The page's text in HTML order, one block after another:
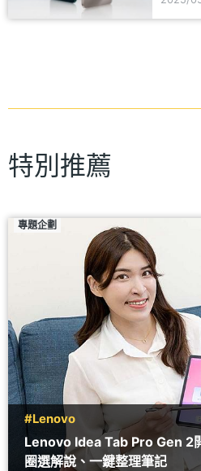
特別推薦
專題企劃
#Lenovo
Lenovo Idea Tab Pro Gen 2
圈選解說、一鍵整理筆記